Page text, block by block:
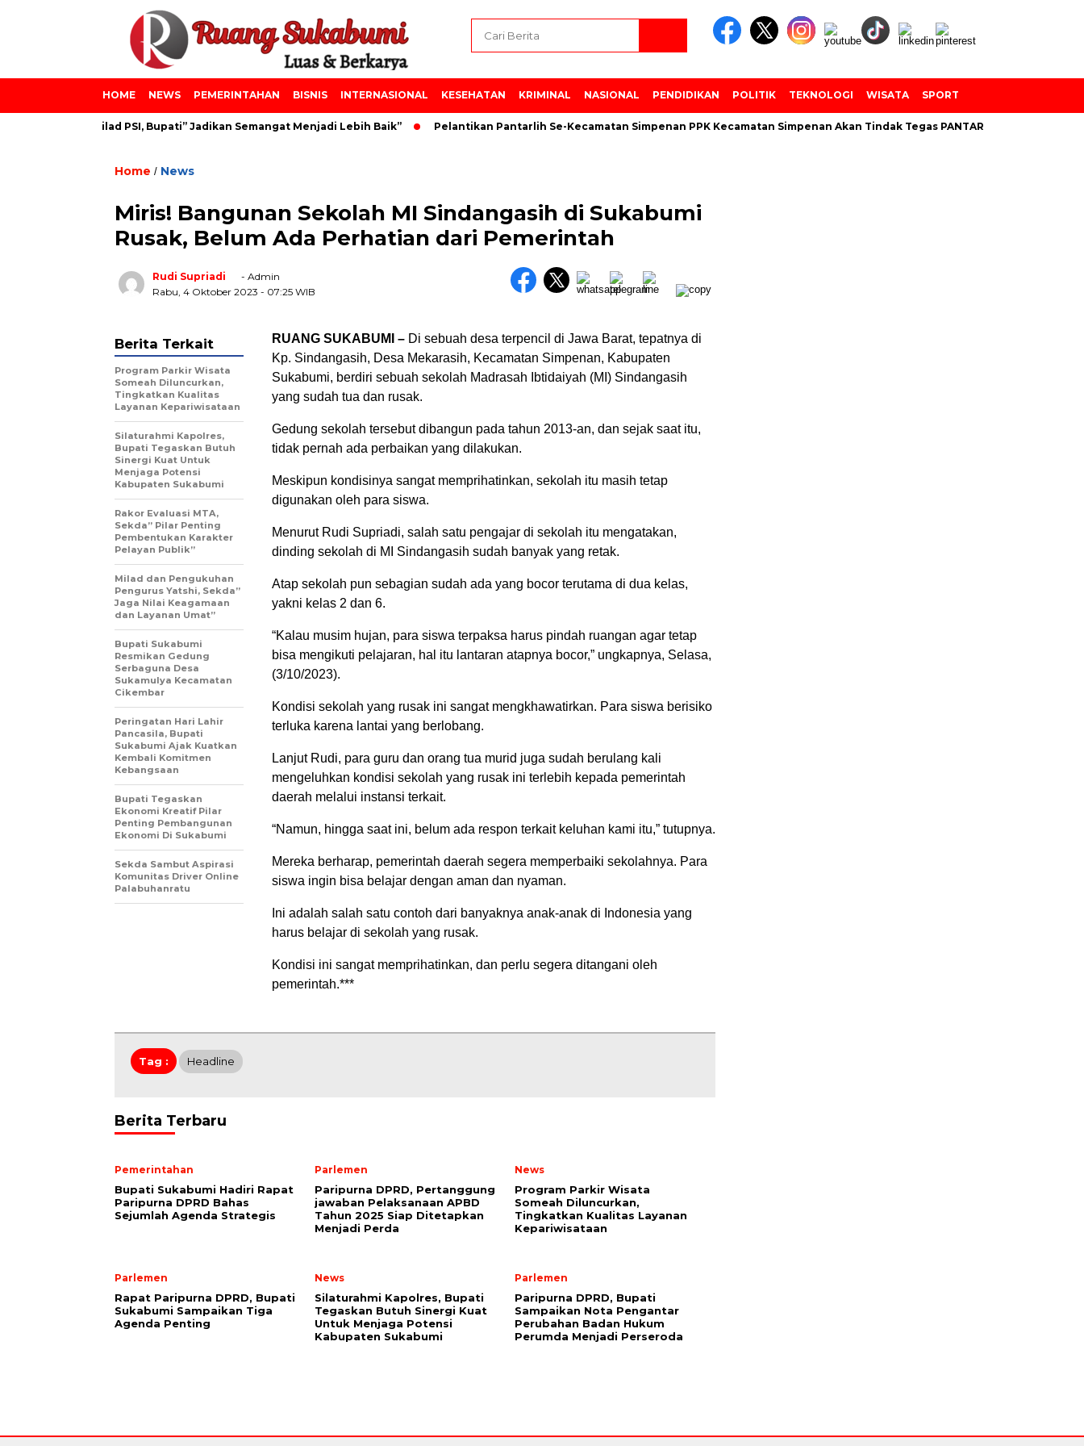
HOME NEWS PEMERINTAHAN BISNIS INTERNASIONAL KESEHATAN KRIMINAL NASIONAL PENDIDIKAN POLITIK TEKNOLOGI WISATA SPORT
dan Milad PSI, Bupati” Jadikan Semangat Menjadi Lebih Baik” Pelantikan Pantarlih Se-Kecamatan Simpenan PPK Kecamatan Simpenan Akan Tindak Tegas PANTARLIH Yang Tembak
Home / News
Miris! Bangunan Sekolah MI Sindangasih di Sukabumi
Rusak, Belum Ada Perhatian dari Pemerintah
Rudi Supriadi
- Admin
Rabu, 4 Oktober 2023 - 07:25 WIB
RUANG SUKABUMI – Di sebuah desa terpencil di Jawa Barat, tepatnya di
Kp. Sindangasih, Desa Mekarasih, Kecamatan Simpenan, Kabupaten
Sukabumi, berdiri sebuah sekolah Madrasah Ibtidaiyah (MI) Sindangasih
yang sudah tua dan rusak.
Gedung sekolah tersebut dibangun pada tahun 2013-an, dan sejak saat itu,
tidak pernah ada perbaikan yang dilakukan.
Meskipun kondisinya sangat memprihatinkan, sekolah itu masih tetap
digunakan oleh para siswa.
Menurut Rudi Supriadi, salah satu pengajar di sekolah itu mengatakan,
dinding sekolah di MI Sindangasih sudah banyak yang retak.
Atap sekolah pun sebagian sudah ada yang bocor terutama di dua kelas,
yakni kelas 2 dan 6.
“Kalau musim hujan, para siswa terpaksa harus pindah ruangan agar tetap
bisa mengikuti pelajaran, hal itu lantaran atapnya bocor,” ungkapnya, Selasa,
(3/10/2023).
Kondisi sekolah yang rusak ini sangat mengkhawatirkan. Para siswa berisiko
terluka karena lantai yang berlobang.
Lanjut Rudi, para guru dan orang tua murid juga sudah berulang kali
mengeluhkan kondisi sekolah yang rusak ini terlebih kepada pemerintah
daerah melalui instansi terkait.
“Namun, hingga saat ini, belum ada respon terkait keluhan kami itu,” tutupnya.
Mereka berharap, pemerintah daerah segera memperbaiki sekolahnya. Para
siswa ingin bisa belajar dengan aman dan nyaman.
Ini adalah salah satu contoh dari banyaknya anak-anak di Indonesia yang
harus belajar di sekolah yang rusak.
Kondisi ini sangat memprihatinkan, dan perlu segera ditangani oleh
pemerintah.***
Berita Terkait
Program Parkir Wisata
Someah Diluncurkan,
Tingkatkan Kualitas
Layanan Kepariwisataan
Silaturahmi Kapolres,
Bupati Tegaskan Butuh
Sinergi Kuat Untuk
Menjaga Potensi
Kabupaten Sukabumi
Rakor Evaluasi MTA,
Sekda” Pilar Penting
Pembentukan Karakter
Pelayan Publik”
Milad dan Pengukuhan
Pengurus Yatshi, Sekda”
Jaga Nilai Keagamaan
dan Layanan Umat”
Bupati Sukabumi
Resmikan Gedung
Serbaguna Desa
Sukamulya Kecamatan
Cikembar
Peringatan Hari Lahir
Pancasila, Bupati
Sukabumi Ajak Kuatkan
Kembali Komitmen
Kebangsaan
Bupati Tegaskan
Ekonomi Kreatif Pilar
Penting Pembangunan
Ekonomi Di Sukabumi
Sekda Sambut Aspirasi
Komunitas Driver Online
Palabuhanratu
Tag : Headline
Berita Terbaru
Pemerintahan
Bupati Sukabumi Hadiri Rapat
Paripurna DPRD Bahas
Sejumlah Agenda Strategis
Parlemen
Paripurna DPRD, Pertanggung
jawaban Pelaksanaan APBD
Tahun 2025 Siap Ditetapkan
Menjadi Perda
News
Program Parkir Wisata
Someah Diluncurkan,
Tingkatkan Kualitas Layanan
Kepariwisataan
Parlemen
Rapat Paripurna DPRD, Bupati
Sukabumi Sampaikan Tiga
Agenda Penting
News
Silaturahmi Kapolres, Bupati
Tegaskan Butuh Sinergi Kuat
Untuk Menjaga Potensi
Kabupaten Sukabumi
Parlemen
Paripurna DPRD, Bupati
Sampaikan Nota Pengantar
Perubahan Badan Hukum
Perumda Menjadi Perseroda